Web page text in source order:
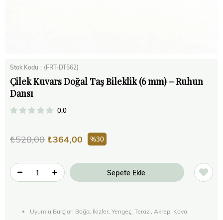
Stok Kodu (FRT-DT562)
Çilek Kuvars Doğal Taş Bileklik (6 mm) – Ruhun
Dansı
0.0
₺520,00 ₺364,00 30
Uyumlu Burçlar: Boğa, İkizler, Yengeç, Terazi, Akrep, Kova